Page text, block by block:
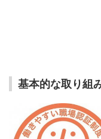
基本的な取り組